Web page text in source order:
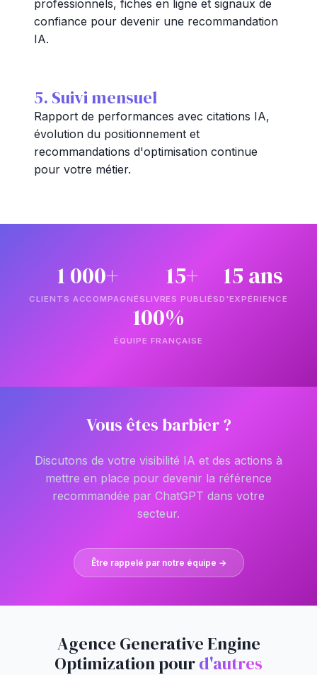
professionnels, fiches en ligne et signaux de
confiance pour devenir une recommandation
IA.
5. Suivi mensuel
Rapport de performances avec citations IA,
évolution du positionnement et
recommandations d'optimisation continue
pour votre métier.
1 000+
CLIENTS ACCOMPAGNÉS
15+
LIVRES PUBLIÉS
15 ans
D'EXPÉRIENCE
100%
ÉQUIPE FRANÇAISE
Vous êtes barbier ?
Discutons de votre visibilité IA et des actions à
mettre en place pour devenir la référence
recommandée par ChatGPT dans votre
secteur.
Être rappelé par notre équipe →
Agence Generative Engine
Optimization pourd'autres